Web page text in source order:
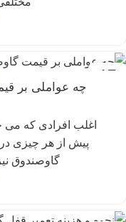
17
چه عواملی بر
اغلب افرادی که می
پیش از هر چیزی
گاوصندوق